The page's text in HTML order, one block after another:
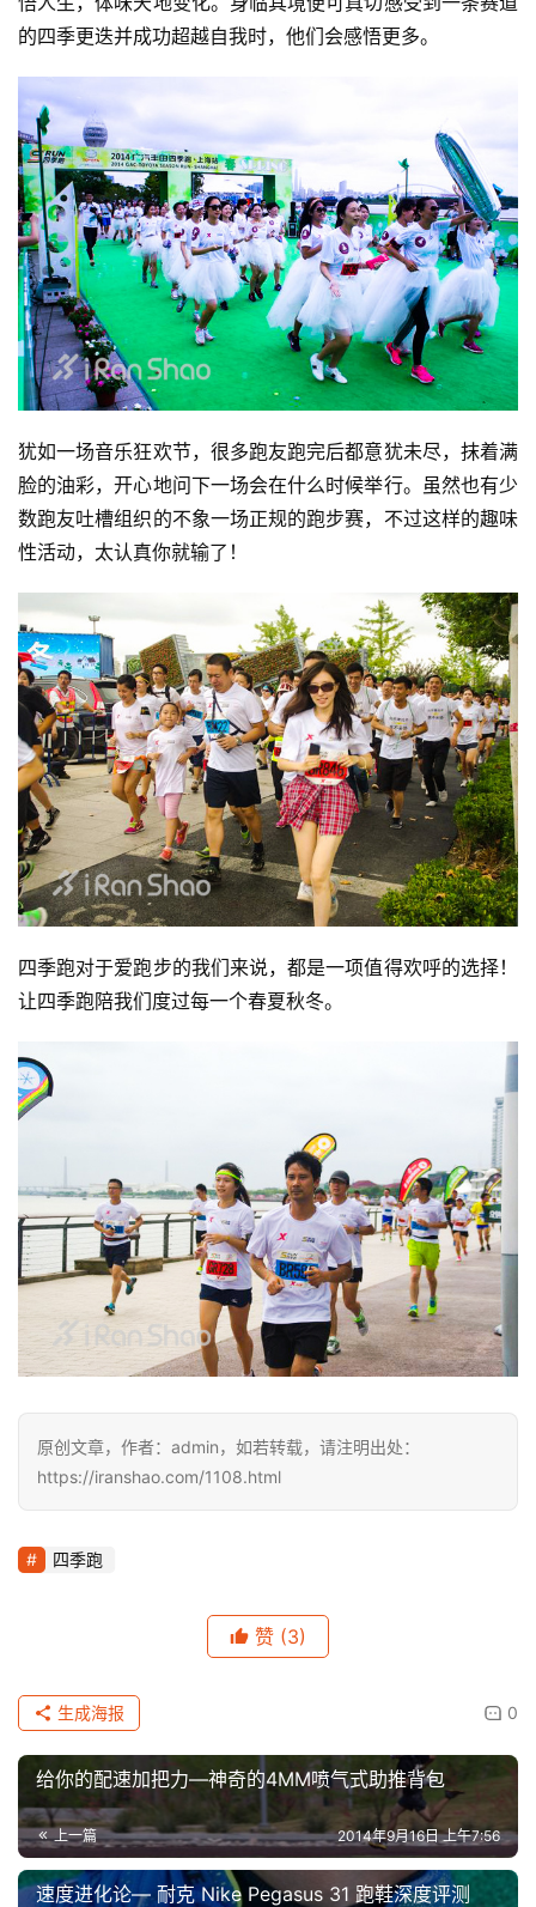
训
练
视
频
用
户
精
选
运
动
集
的四季更迭并成功超越自我时，他们会感悟更多。
犹如一场音乐狂欢节，很多跑友跑完后都意犹未尽，抹着满
脸的油彩，开心地问下一场会在什么时候举行。虽然也有少
数跑友吐槽组织的不象一场正规的跑步赛，不过这样的趣味
性活动，太认真你就输了！
四季跑对于爱跑步的我们来说，都是一项值得欢呼的选择！
让四季跑陪我们度过每一个春夏秋冬。
原创文章，作者：admin，如若转载，请注明出处：
https://iranshao.com/1108.html
四季跑
赞 (3)
0
生成海报
给你的配速加把力—神奇的4MM喷气式助推背包
上一篇 2014年9月16日 上午7:56
速度进化论— 耐克 Nike Pegasus 31 跑鞋深度评测